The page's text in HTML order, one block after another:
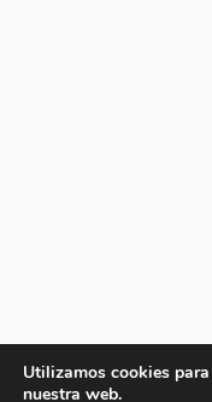
Utilizamos cookies
nuestra web.